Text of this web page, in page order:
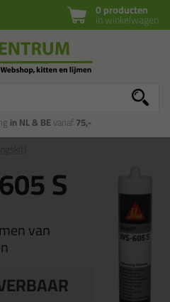
0 producten
in winkelwagen
in NL & BEvanaf75,-
S
van